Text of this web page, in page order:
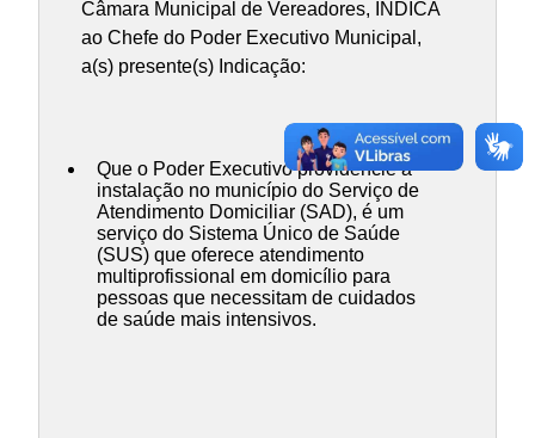
Câmara Municipal de Vereadores, INDICA
ao Chefe do Poder Executivo Municipal,
a(s) presente(s) Indicação:
Que o Poder Executivo providencie a
instalação no município do Serviço de
Atendimento Domiciliar (SAD), é um
serviço do Sistema Único de Saúde
(SUS) que oferece atendimento
multiprofissional em domicílio para
pessoas que necessitam de cuidados
de saúde mais intensivos.